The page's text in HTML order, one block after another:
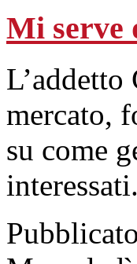
Mi serve
mercato,
su come
interessati.